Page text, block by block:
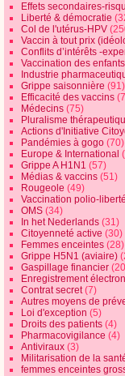
Effets secondaires-
Liberté & démocratie
Col de l'utérus-HPV
Vaccin à tout prix
Conflits d’intérêts -
Vaccination des
Industrie
Grippe saisonnière (91)
Efficacité des vaccins
Médecins (75)
Pluralisme
Actions d'Initiative
Pandémies à gogo (70)
Europe & International
Grippe A H1N1 (57)
Médias & vaccins (51)
Rougeole (49)
Vaccination polio-
OMS (34)
In het Nederlands (31)
Citoyenneté active (30)
Femmes enceintes (28)
Grippe H5N1 (aviaire)
Gaspillage financier
Enregistrement
Contrat secret(7)
Autres moyens de
Loi d'exception (5)
Droits des patients (4)
Pharmacovigilance (4)
Antiviraux (3)
Militarisation de la
femmes enceintes